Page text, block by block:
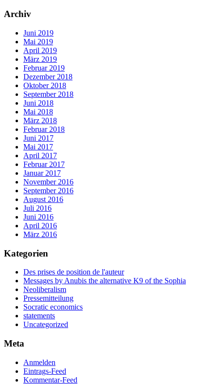
Archiv
Juni 2019
Mai 2019
April 2019
März 2019
Februar 2019
Dezember 2018
Oktober 2018
September 2018
Juni 2018
Mai 2018
März 2018
Februar 2018
Juni 2017
Mai 2017
April 2017
Februar 2017
Januar 2017
November 2016
September 2016
August 2016
Juli 2016
Juni 2016
April 2016
März 2016
Kategorien
Des prises de position de l'auteur
Messages by Anubis the alternative K9 of the Sophia
Neoliberalism
Pressemitteilung
Socratic economics
statements
Uncategorized
Meta
Anmelden
Eintrags-Feed
Kommentar-Feed